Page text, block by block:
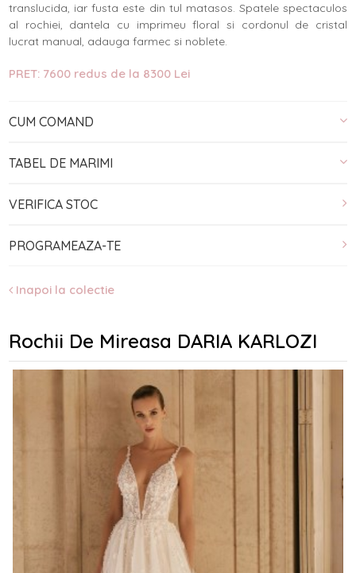
translucida, iar fusta este din tul matasos. Spatele spectaculos
al rochiei, dantela cu imprimeu floral si cordonul de cristal
lucrat manual, adauga farmec si noblete.
PRET: 7600 redus de la 8300 Lei
CUM COMAND
TABEL DE MARIMI
VERIFICA STOC
PROGRAMEAZA-TE
Inapoi la colectie
Rochii De Mireasa DARIA KARLOZI